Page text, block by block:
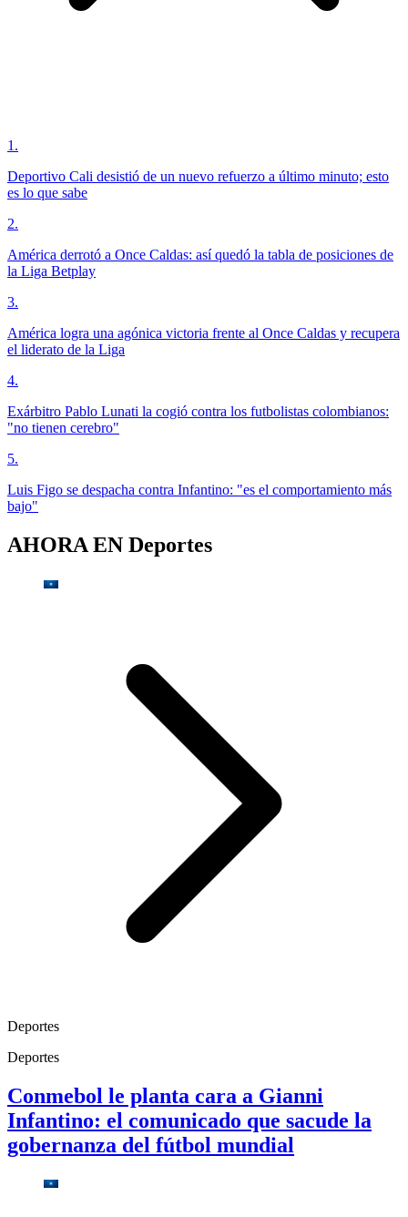
1 .
Deportivo Cali desistió de un nuevo refuerzo a último minuto; esto
es lo que sabe
2.
América derrotó a Once Caldas: así quedó la tabla de posiciones de
la Liga Betplay
3.
América logra una agónica victoria frente al Once Caldas y recupera
el liderato de la Liga
4.
Exárbitro Pablo Lunati la cogió contra los futbolistas colombianos:
"no tienen cerebro"
5.
Luis Figo se despacha contra Infantino: "es el comportamiento más
bajo"
AHORA EN Deportes
Deportes
Deportes
Conmebol le planta cara a Gianni
Infantino: el comunicado que sacude la
gobernanza del fútbol mundial